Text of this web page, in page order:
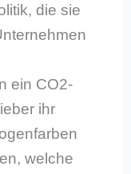
die sie
ein CO2-
ihr
welche